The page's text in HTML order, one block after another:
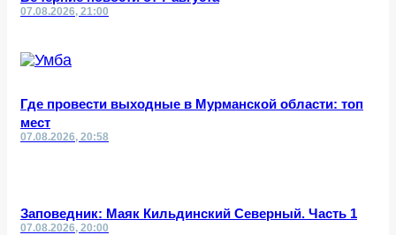
07.08.2026, 21:00
Где провести выходные в Мурманской области: топ
мест
07.08.2026, 20:58
Заповедник: Маяк Кильдинский Северный. Часть 1
07.08.2026, 20:00